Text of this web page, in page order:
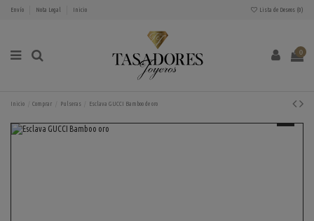
Envío Nota Legal Inicio Lista de Deseos (0)
0
Inicio Comprar Pulseras Esclava GUCCI Bamboo de oro